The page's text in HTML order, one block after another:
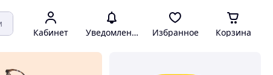
Кабинет Уведомления Избранное Корзина